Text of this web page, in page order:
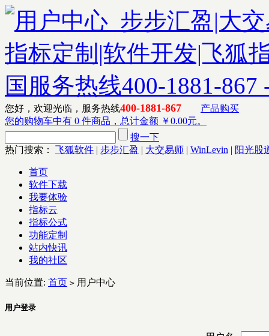
您好，欢迎光临，服务热线400-1881-867
产品购买
您的购物车中有 0 件商品，总计金额 ￥0.00元。
搜一下
热门搜索： 飞狐软件 | 步步汇盈 | 大交易师 | WinLevin | 阳光股
首页
软件下载
我要体验
指标云
指标公式
功能定制
站内快讯
我的社区
当前位置: 首页 > 用户中心
用户登录